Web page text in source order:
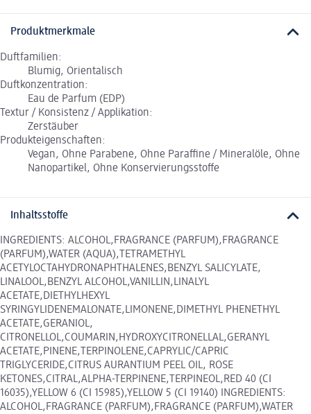
Produktmerkmale
Duftfamilien:
Blumig, Orientalisch
Duftkonzentration:
Eau de Parfum (EDP)
Textur / Konsistenz / Applikation:
Zerstäuber
Produkteigenschaften:
Vegan, Ohne Parabene, Ohne Paraffine / Mineralöle, Ohne
Nanopartikel, Ohne Konservierungsstoffe
Inhaltsstoffe
INGREDIENTS: ALCOHOL,FRAGRANCE (PARFUM),FRAGRANCE
(PARFUM),WATER (AQUA),TETRAMETHYL
ACETYLOCTAHYDRONAPHTHALENES,BENZYL SALICYLATE,
LINALOOL,BENZYL ALCOHOL,VANILLIN,LINALYL
ACETATE,DIETHYLHEXYL
SYRINGYLIDENEMALONATE,LIMONENE,DIMETHYL PHENETHYL
ACETATE,GERANIOL,
CITRONELLOL,COUMARIN,HYDROXYCITRONELLAL,GERANYL
ACETATE,PINENE,TERPINOLENE,CAPRYLIC/CAPRIC
TRIGLYCERIDE,CITRUS AURANTIUM PEEL OIL, ROSE
KETONES,CITRAL,ALPHA-TERPINENE,TERPINEOL,RED 40 (CI
16035),YELLOW 6 (CI 15985),YELLOW 5 (CI 19140) INGREDIENTS:
ALCOHOL,FRAGRANCE (PARFUM),FRAGRANCE (PARFUM),WATER